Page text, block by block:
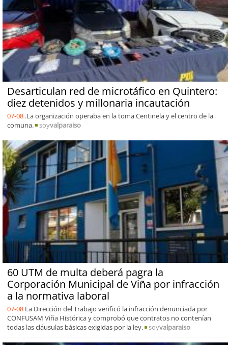
Desarticulan red de microtáfico en Quintero:
diez detenidos y millonaria incautación
07-08 .La organización operaba en la toma Centinela y el centro de la
comuna.
soyvalparaiso
60 UTM de multa deberá pagra la
Corporación Municipal de Viña por infracción
a la normativa laboral
07-08 La Dirección del Trabajo verificó la infracción denunciada por
CONFUSAM Viña Histórica y comprobó que contratos no contenían
todas las cláusulas básicas exigidas por la ley.
soyvalparaiso